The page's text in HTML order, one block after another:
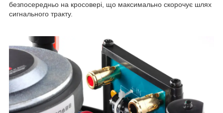
безпосередньо на кросовері, що максимально скорочує шлях
сигнального тракту.